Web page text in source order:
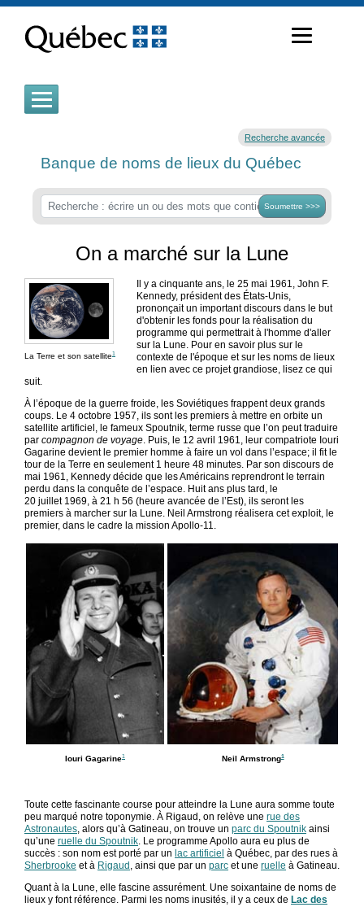
contenu
Recherche avancée
Banque de noms de lieux du Québec
Soumettre >>>
On a marché sur la Lune
La Terre et son satellite1
Il y a cinquante ans, le 25 mai 1961, John F.
Kennedy, président des États-Unis,
prononçait un important discours dans le but
d'obtenir les fonds pour la réalisation du
programme qui permettrait à l'homme d'aller
sur la Lune. Pour en savoir plus sur le
contexte de l'époque et sur les noms de lieux
en lien avec ce projet grandiose, lisez ce qui
suit.
À l’époque de la guerre froide, les Soviétiques frappent deux grands
coups. Le 4 octobre 1957, ils sont les premiers à mettre en orbite un
satellite artificiel, le fameux Spoutnik, terme russe que l’on peut traduire
par compagnon de voyage . Puis, le 12 avril 1961, leur compatriote Iouri
Gagarine devient le premier homme à faire un vol dans l’espace; il fit le
tour de la Terre en seulement 1 heure 48 minutes. Par son discours de
mai 1961, Kennedy décide que les Américains reprendront le terrain
perdu dans la conquête de l’espace. Huit ans plus tard, le
20 juillet 1969, à 21 h 56 (heure avancée de l’Est), ils seront les
premiers à marcher sur la Lune. Neil Armstrong réalisera cet exploit, le
premier, dans le cadre la mission Apollo-11.
Iouri Gagarine1 Neil Armstrong1
Toute cette fascinante course pour atteindre la Lune aura somme toute
peu marqué notre toponymie. À Rigaud, on relève une rue des
Astronautes , alors qu’à Gatineau, on trouve un parc du Spoutnik ainsi
qu’une ruelle du Spoutnik . Le programme Apollo aura eu plus de
succès : son nom est porté par un lac artificiel à Québec, par des rues à
Sherbrooke et à Rigaud , ainsi que par un parc et une ruelle à Gatineau.
Quant à la Lune, elle fascine assurément. Une soixantaine de noms de
lieux y font référence. Parmi les noms inusités, il y a ceux de Lac des